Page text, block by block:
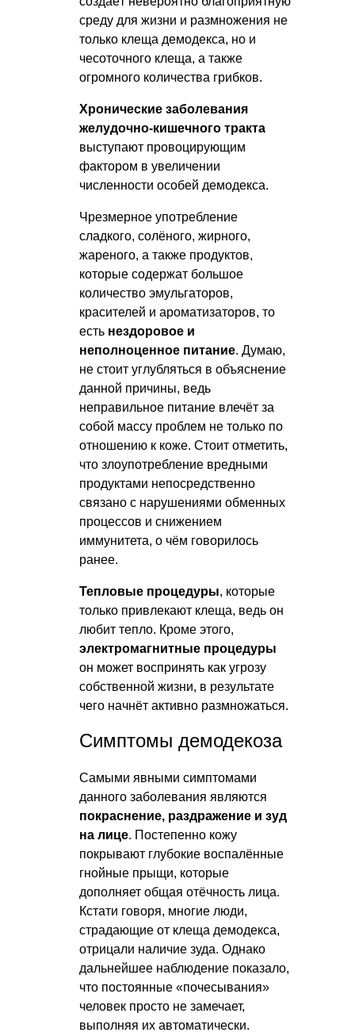
среду для жизни и размножения не
только клеща демодекса, но и
чесоточного клеща, а также
огромного количества грибков.
Хронические заболевания
желудочно-кишечного тракта
выступают провоцирующим
фактором в увеличении
численности особей демодекса.
Чрезмерное употребление
сладкого, солёного, жирного,
жареного, а также продуктов,
которые содержат большое
количество эмульгаторов,
красителей и ароматизаторов, то
есть нездоровое и
неполноценное питание. Думаю,
не стоит углубляться в объяснение
данной причины, ведь
неправильное питание влечёт за
собой массу проблем не только по
отношению к коже. Стоит отметить,
что злоупотребление вредными
продуктами непосредственно
связано с нарушениями обменных
процессов и снижением
иммунитета, о чём говорилось
ранее.
Тепловые процедуры, которые
только привлекают клеща, ведь он
любит тепло. Кроме этого,
электромагнитные процедуры
он может воспринять как угрозу
собственной жизни, в результате
чего начнёт активно размножаться.
Симптомы демодекоза
Самыми явными симптомами
данного заболевания являются
покраснение, раздражение и зуд
на лице. Постепенно кожу
покрывают глубокие воспалённые
гнойные прыщи, которые
дополняет общая отёчность лица.
Кстати говоря, многие люди,
страдающие от клеща демодекса,
отрицали наличие зуда. Однако
дальнейшее наблюдение показало,
что постоянные «почесывания»
человек просто не замечает,
выполняя их автоматически.